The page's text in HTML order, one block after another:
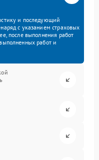
и последующий
с указанием страховых
после выполнения работ
работ и